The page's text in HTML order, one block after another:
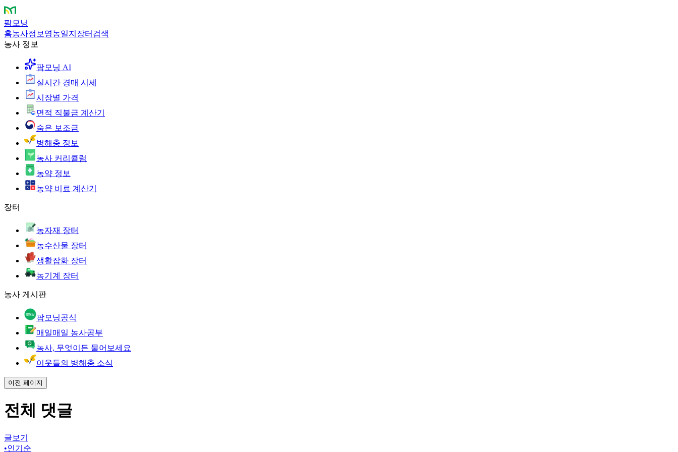
팜모닝
홈농사정보 영농일지 장터 검색
농사 정보
팜모닝 AI
실시간 경매 시세
시장별 가격
면적 직불금 계산기
숨은 보조금
병해충 정보
농사 커리큘럼
농약 정보
농약 비료 계산기
장터
농자재 장터
농수산물 장터
생활잡화 장터
농기계 장터
농사 게시판
팜모닝공식
매일매일 농사공부
농사, 무엇이든 물어보세요
이웃들의 병해충 소식
이전 페이지
전체 댓글
글보기
•인기순